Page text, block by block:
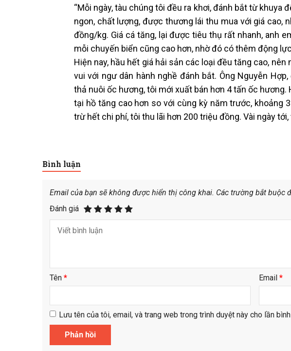
“Mỗi ngày, tàu chúng tôi đều ra khơi, đánh bắt từ
ngon, chất lượng, được thương lái thu mua với giá cao,
đồng/kg. Giá cá tăng, lại được tiêu thụ rất nhanh, anh
mỗi chuyến biển cũng cao hơn, nhờ đó có thêm động
Hiện nay, hầu hết giá hải sản các loại đều tăng cao,
vui với ngư dân hành nghề đánh bắt. Ông Nguyễn
thả nuôi ốc hương, tôi mới xuất bán hơn 4 tấn ốc
tại hồ tăng cao hơn so với cùng kỳ năm trước, khoảng
trừ hết chi phí, tôi thu lãi hơn 200 triệu đồng. Vài ngày
Bình luận
Email của bạn sẽ không được hiển thị công khai. Các trường bắt buộc
Đánh giá
Tên * Email*
Lưu tên của tôi, email, và trang web trong trình duyệt này cho lần